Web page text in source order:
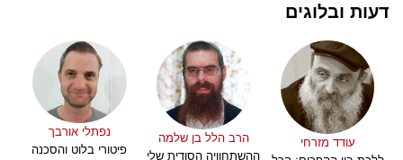
דעות ובלוגים
עודד מזרחי
הרב הלל בן שלמה
ההשתחוויה הסודית שלי
נפתלי אורבך
פיטורי בלוט והסכנה